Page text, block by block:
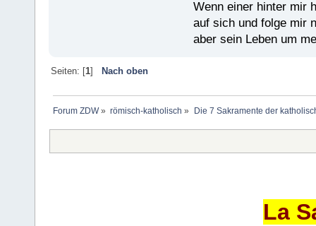
Wenn einer hinter mir
auf sich und folge mir
aber sein Leben um
Seiten: [1] Nach oben
Forum ZDW» römisch-katholisch » Die 7 Sakramente der
La